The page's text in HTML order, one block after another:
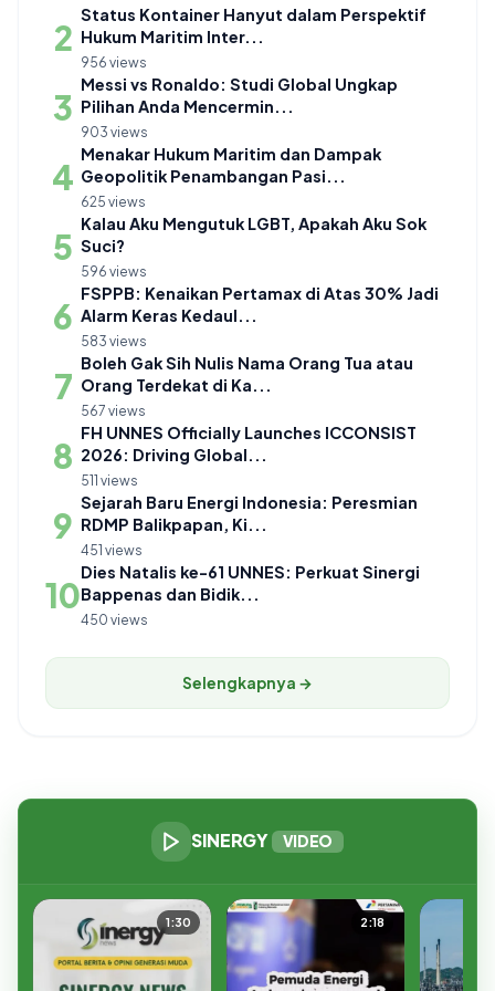
2
Status Kontainer Hanyut dalam Perspektif
Hukum Maritim Inter...
956 views
3
Messi vs Ronaldo: Studi Global Ungkap
Pilihan Anda Mencermin...
903 views
4
Menakar Hukum Maritim dan Dampak
Geopolitik Penambangan Pasi...
625 views
5
Kalau Aku Mengutuk LGBT, Apakah Aku Sok
Suci?
596 views
6
FSPPB: Kenaikan Pertamax di Atas 30% Jadi
Alarm Keras Kedaul...
583 views
7
Boleh Gak Sih Nulis Nama Orang Tua atau
Orang Terdekat di Ka...
567 views
8
FH UNNES Officially Launches ICCONSIST
2026: Driving Global...
511 views
9
Sejarah Baru Energi Indonesia: Peresmian
RDMP Balikpapan, Ki...
451 views
10
Dies Natalis ke-61 UNNES: Perkuat Sinergi
Bappenas dan Bidik...
450 views
Selengkapnya →
SINERGY VIDEO
1:30 2:18